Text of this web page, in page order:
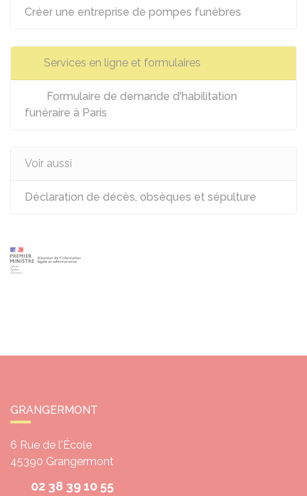
Créer une entreprise de pompes funèbres
Services en ligne et formulaires
Formulaire de demande d'habilitation
funéraire à Paris
Voir aussi
Déclaration de décès, obsèques et sépulture
GRANGERMONT
6 Rue de l'École
45390 Grangermont
02 38 39 10 55